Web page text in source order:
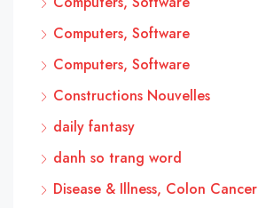
Computers, Software
Computers, Software
Constructions Nouvelles
daily fantasy
danh so trang word
Disease & Illness, Colon Cancer